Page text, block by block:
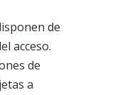
de
acceso.
de
a